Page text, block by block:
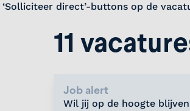
‘Solliciteer direct’-buttons op de
Job alert
Wil jij op de hoogte
11